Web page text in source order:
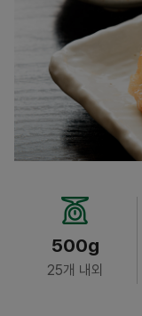
500g
25개 내외